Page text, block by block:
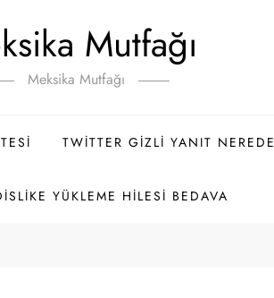
Mutfağı
Meksika Mutfağı
TWITTER GIZLI YANIT NEREDE
YÜKLEME HILESI BEDAVA